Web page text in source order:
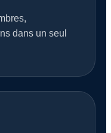
dans un seul